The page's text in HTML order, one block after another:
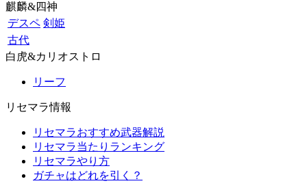
麒麟&四神
デスペ 剣姫
古代
白虎&カリオストロ
リーフ
リセマラ情報
リセマラおすすめ武器解説
リセマラ当たりランキング
リセマラやり方
ガチャはどれを引く？